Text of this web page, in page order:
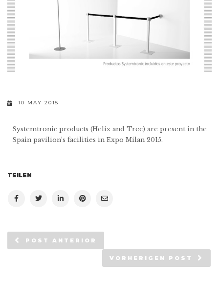
10 MAY 2015
Systemtronic products (Helix and Trec) are present in the
Spain pavilion’s facilities in Expo Milan 2015.
TEILEN
POST ANTERIOR
VORHERIGEN POST